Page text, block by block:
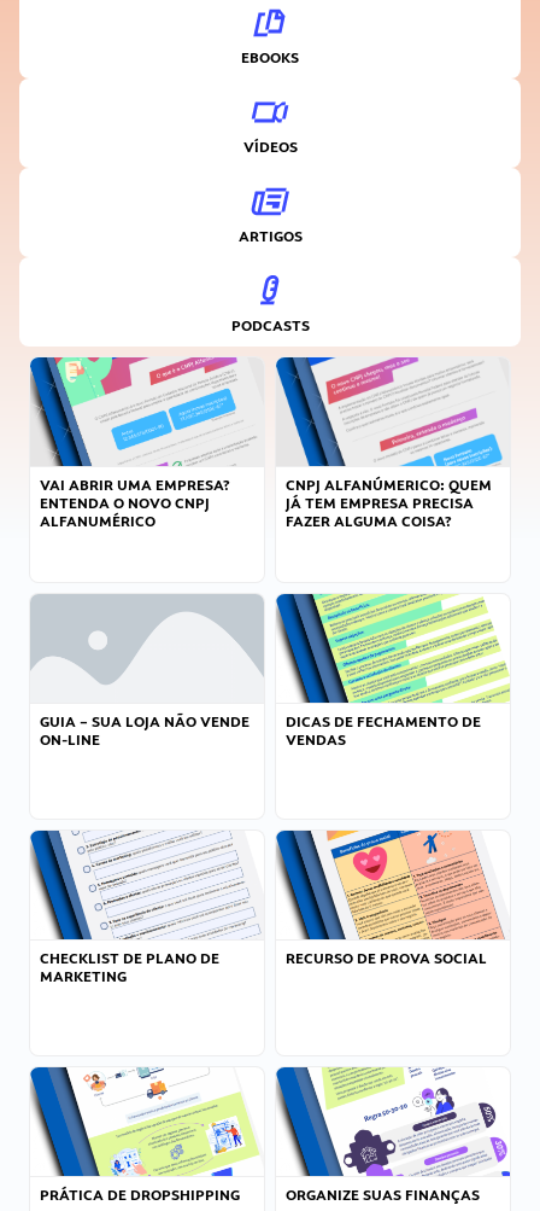
EBOOKS
VÍDEOS
ARTIGOS
PODCASTS
VAI ABRIR UMA EMPRESA?
ENTENDA O NOVO CNPJ
ALFANUMÉRICO
CNPJ ALFANÚMERICO: QUEM
JÁ TEM EMPRESA PRECISA
FAZER ALGUMA COISA?
GUIA – SUA LOJA NÃO VENDE
ON-LINE
DICAS DE FECHAMENTO DE
VENDAS
CHECKLIST DE PLANO DE
MARKETING
RECURSO DE PROVA SOCIAL
PRÁTICA DE DROPSHIPPING ORGANIZE SUAS FINANÇAS